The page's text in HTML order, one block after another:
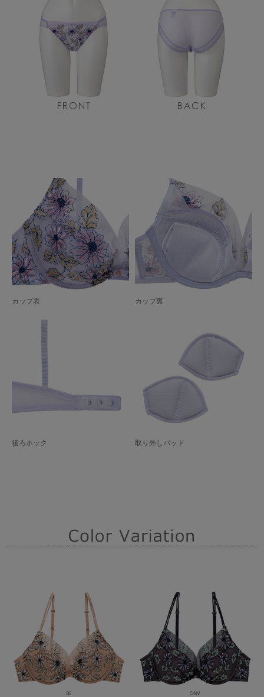
カップ表 カップ裏
後ろホック 取り外しパッド